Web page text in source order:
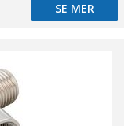
SE MER
SE MER